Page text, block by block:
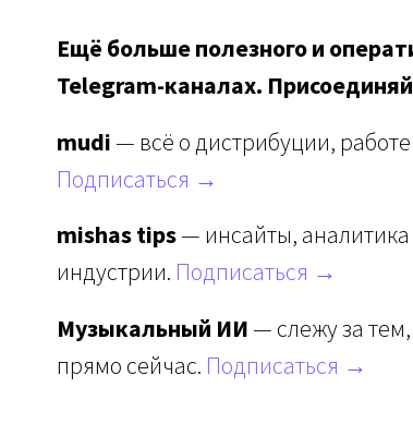
Ещё больше полезного и
Telegram-каналах.
mudi— всё о дистрибуции,
Подписаться →
mishas tips— инсайты,
индустрии. Подписаться →
Музыкальный ИИ— слежу за
прямо сейчас. Подписаться →